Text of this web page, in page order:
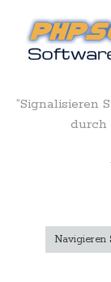
“Signalisieren
durch